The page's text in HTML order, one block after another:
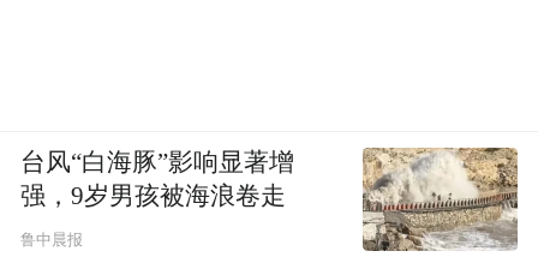
台风“白海豚”影响显著增
强，9岁男孩被海浪卷走
鲁中晨报